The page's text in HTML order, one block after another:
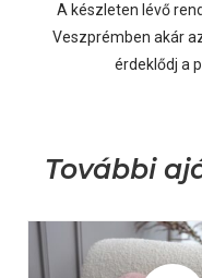
A készleten lévő
Veszprémben akár
érdeklődj a
További